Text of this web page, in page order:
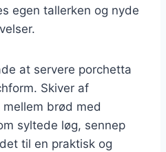
egen tallerken og nyde
at servere porchetta
Skiver af
brød med
syltede løg, sennep
til en praktisk og